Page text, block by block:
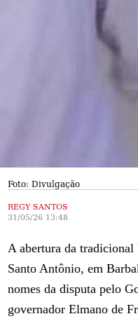
Foto: Divulgação
REGY SANTOS
31/05/26 13:48
A abertura da tradicional
Santo Antônio, em
nomes da disputa pelo
governador Elmano de